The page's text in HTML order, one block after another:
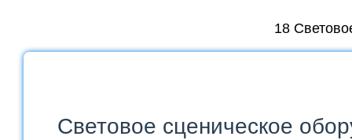
18
Световое сценическое